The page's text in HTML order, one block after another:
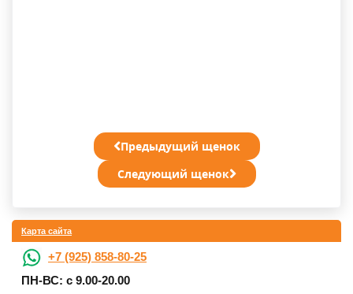
Предыдущий щенок
Следующий щенок
Карта сайта
+7 (925) 858-80-25
ПН-ВС: с 9.00-20.00